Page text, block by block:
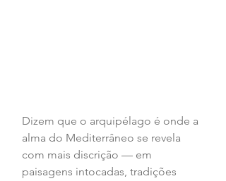
Dizem que o arquipélago é onde a
alma do Mediterrâneo se revela
com mais discrição — em
paisagens intocadas, tradições